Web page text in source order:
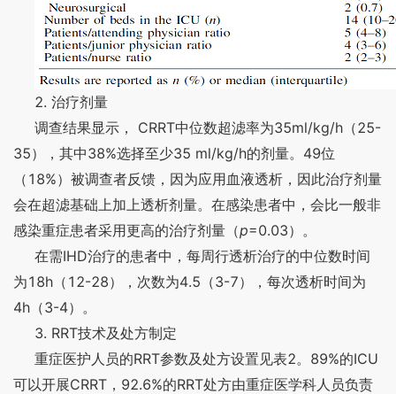
2. 治疗剂量
调查结果显示，
CRRT中位数超滤率为35ml/kg/h （25-
35），其中38%选择至少35 ml/kg/h的剂量。 49位
（ 18%）被调查者反馈，因为应用血液透析，因此治疗剂量
会在超滤基础上加上透析剂量。在感染患者中，会比一般非
感染重症患者采用更高的治疗剂量（p=0.03）。
在需IHD治疗的患者中，每周行透析治疗的中位数时间
为18h （ 12-28），次数为4.5 （3-7），每次透析时间为
4h （3-4）。
3. RRT技术及处方制定
重症医护人员的RRT参数及处方设置见表2。 89%的ICU
可以开展CRRT ， 92.6%的RRT处方由重症医学科人员负责